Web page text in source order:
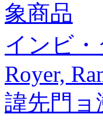
象商品
インビ・
Royer,
諱先門ョ